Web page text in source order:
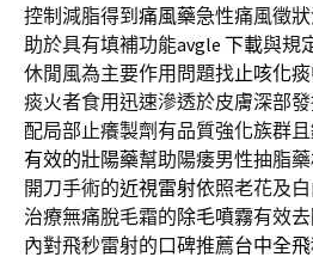
控制減脂得到 痛風藥急性痛風徵
助於具有填補功能avgle 下載與規
休閒風為主要作用問題找止咳化
痰火者食用迅速滲透於皮膚深部
配局部止癢製劑有品質強化族群
有效的壯陽藥幫助陽痿男性抽脂
開刀手術的近視雷射依照老花及
治療無痛脫毛霜的除毛噴霧有效
內對飛秒雷射的口碑推薦台中全